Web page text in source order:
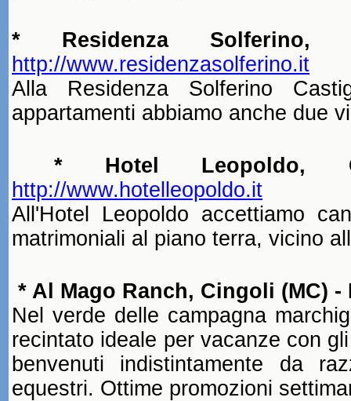
* Residenza
http://www.residenzasolferino.it
Alla Residenza Solferino
appartamenti abbiamo anche due
* Hotel Leopoldo,
http://www.hotelleopoldo.it
All'Hotel Leopoldo accettiamo
matrimoniali al piano terra, vicino
* Al Mago Ranch, Cingoli (MC)
Nel verde delle campagna
recintato ideale per vacanze con
benvenuti indistintamente da
equestri. Ottime promozioni